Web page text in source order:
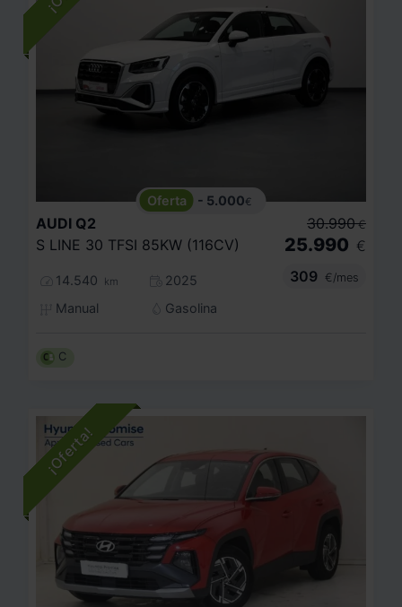
- 5.000€
AUDI Q2
S LINE 30 TFSI 85KW (116CV)
14.540 km
2025
Manual
Gasolina
30.990 €
25.990 €
309
€/mes
C